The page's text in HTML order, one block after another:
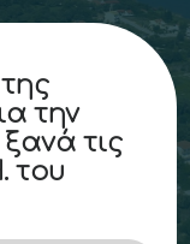
την
ξανά τις
του